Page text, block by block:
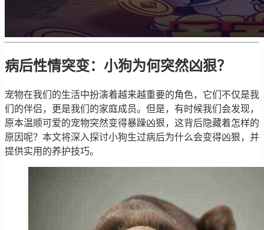
病后性情突变：小狗为何突然凶狠？
宠物在我们的生活中扮演着越来越重要的角色，它们不仅是我
们的伴侣，更是我们的家庭成员。但是，有时候我们会发现，
原本温顺可爱的宠物突然变得暴躁凶狠，这背后隐藏着怎样的
原因呢？本文将深入探讨小狗生过病后为什么会变得凶狠，并
提供实用的养护技巧。